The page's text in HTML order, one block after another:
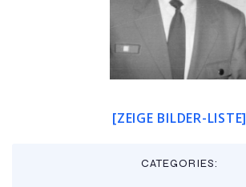
[ZEIGE BILDER-LISTE]
CATEGORIES: